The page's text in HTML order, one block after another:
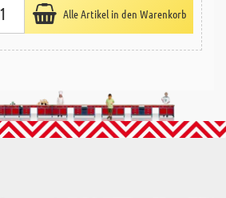
Alle Artikel in den Warenkorb